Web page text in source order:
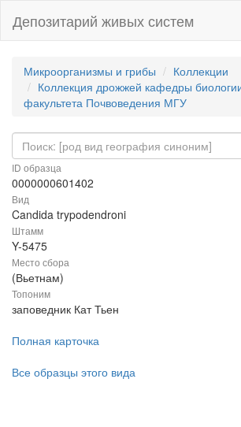
Депозитарий живых систем
Микроорганизмы и грибы
Коллекции
Коллекция дрожжей кафедры
факультета Почвоведения МГУ
ID образца
0000000601402
Вид
Candida trypodendroni
Штамм
Y-5475
Место сбора
(Вьетнам)
Топоним
заповедник Кат Тьен
Полная карточка
Все образцы этого вида